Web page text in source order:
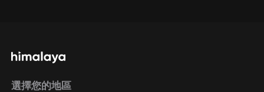
選擇您的地區